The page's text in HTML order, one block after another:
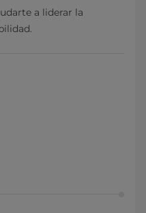
a liderar la